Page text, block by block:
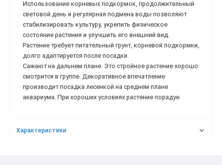
Использование корневых подкормок, продолжительный
световой день и регулярная подмена воды позволяют
стабилизировать культуру, укрепить физическое
состояние растения и улучшить его внешний вид.
Растение требует питательный грунт, корневой подкормки,
долго адаптируется после посадки.
Сажают на дальнем плане. Это стройное растение хорошо
смотрится в группе. Декоративное впечатление
производит посадка лесенкой на среднем плане
аквариума. При хороших условиях растение порадуе
Характеристики